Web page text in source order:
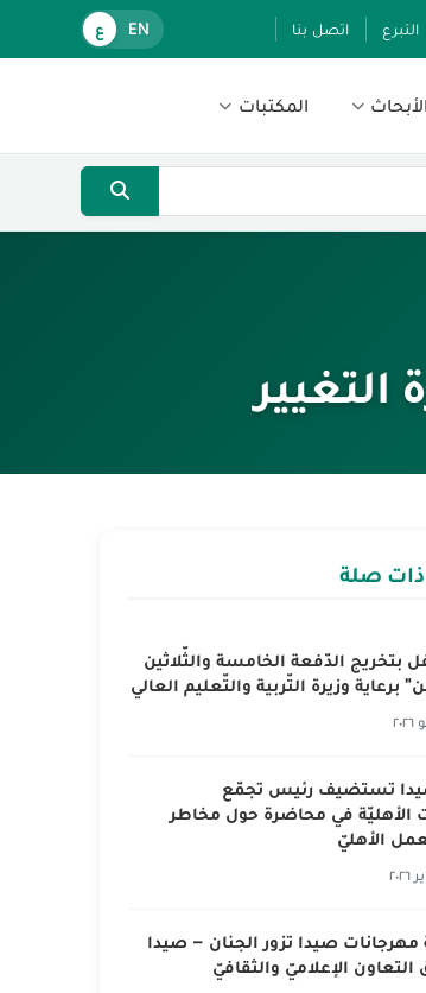
التبرع اتصل بنا EN ع
الأبحاث المكتبات
ذات صلة
بتخريج الدّفعة الخامسة والثّلاثين
وزيرة التّربية والتّعليم العالي
تستضيف رئيس تجمّع
في محاضرة حول مخاطر
الأهليّ
مهرجانات صيدا تزور الجنان – صيدا
الإعلاميّ والثقافيّ